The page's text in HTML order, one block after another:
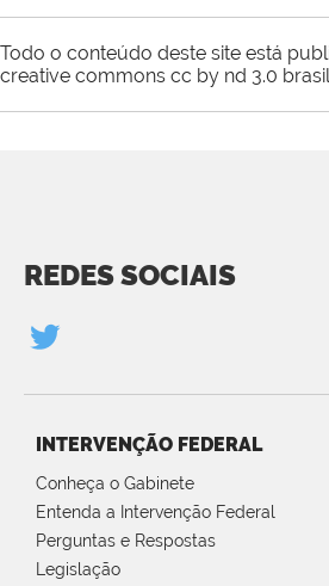
Todo o conteúdo deste site está
creative commons cc by nd 3.0 brasil
REDES SOCIAIS
INTERVENÇÃO FEDERAL
Conheça o Gabinete
Entenda a Intervenção Federal
Perguntas e Respostas
Legislação